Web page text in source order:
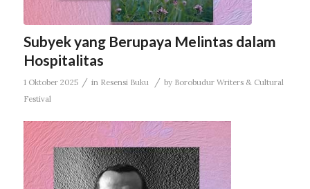
Subyek yang Berupaya Melintas dalam
Hospitalitas
1 Oktober 2025 / in Resensi Buku / by Borobudur Writers & Cultural
Festival